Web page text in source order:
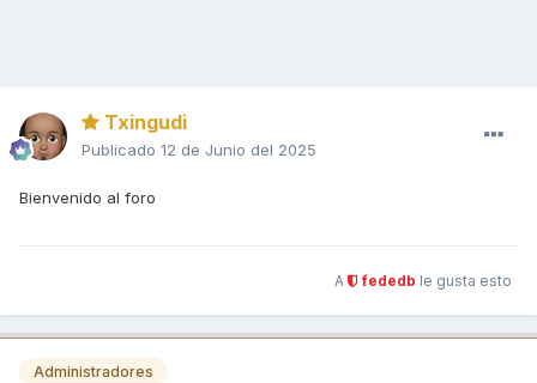
Txingudi
Publicado 12 de Junio del 2025
Bienvenido al foro
A fededb le gusta esto
Administradores